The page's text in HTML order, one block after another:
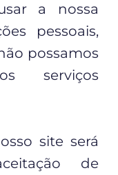
a nossa
pessoais,
possamos
serviços
site será
de